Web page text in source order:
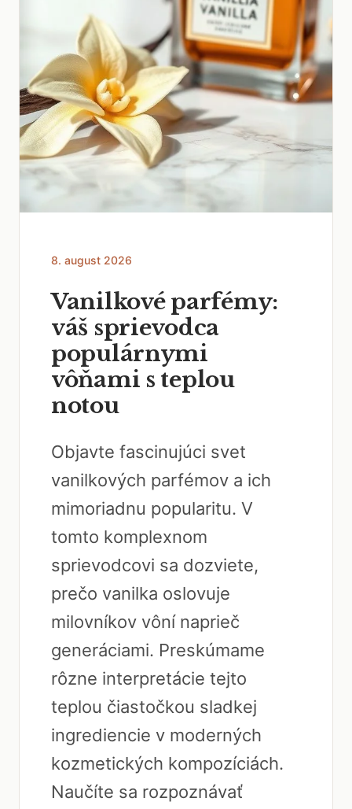
8. august 2026
Vanilkové parfémy:
váš sprievodca
populárnymi
vôňami s teplou
notou
Objavte fascinujúci svet
vanilkových parfémov a ich
mimoriadnu popularitu. V
tomto komplexnom
sprievodcovi sa dozviete,
prečo vanilka oslovuje
milovníkov vôní naprieč
generáciami. Preskúmame
rôzne interpretácie tejto
teplou čiastočkou sladkej
ingrediencie v moderných
kozmetických kompozíciách.
Naučíte sa rozpoznávať